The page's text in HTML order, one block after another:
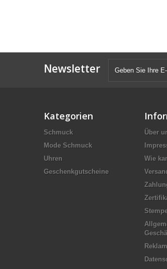
Newsletter
Kategorien
Schmuck
Mode Schmuck
Uhren
Geschenkgutscheine
Über
Wie